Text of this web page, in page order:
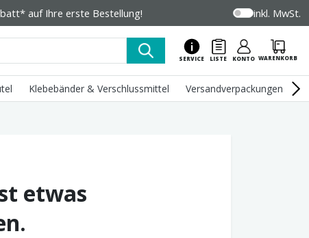
auf Ihre erste Bestellung! inkl. MwSt.
SERVICE LISTE KONTO WARENKORB
Klebebänder & Verschlussmittel Versandverpackungen
etwas